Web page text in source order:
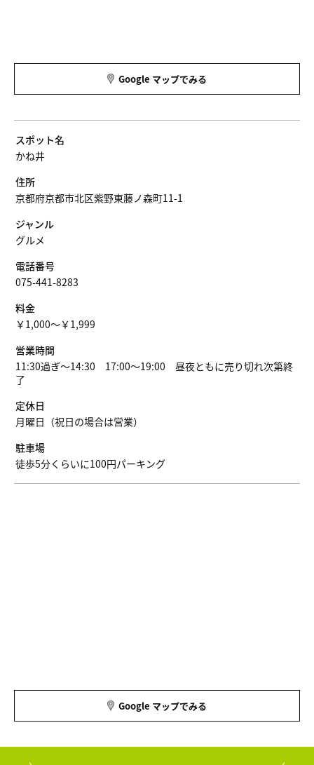
Google マップでみる
スポット名
かね井
住所
京都府京都市北区紫野東藤ノ森町11-1
ジャンル
グルメ
電話番号
075-441-8283
料金
￥1,000～￥1,999
営業時間
11:30過ぎ～14:30 17:00～19:00 昼夜ともに売り切れ次第終
了
定休日
月曜日（祝日の場合は営業）
駐車場
徒歩5分くらいに100円パーキング
Google マップでみる